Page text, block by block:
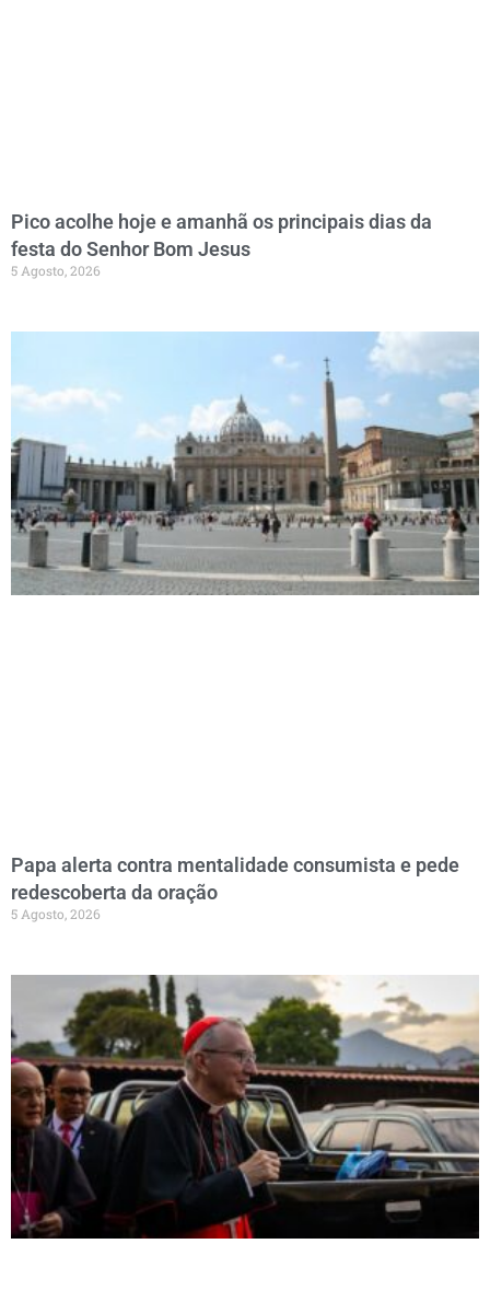
Pico acolhe hoje e amanhã os principais dias da
festa do Senhor Bom Jesus
5 Agosto, 2026
Papa alerta contra mentalidade consumista e pede
redescoberta da oração
5 Agosto, 2026